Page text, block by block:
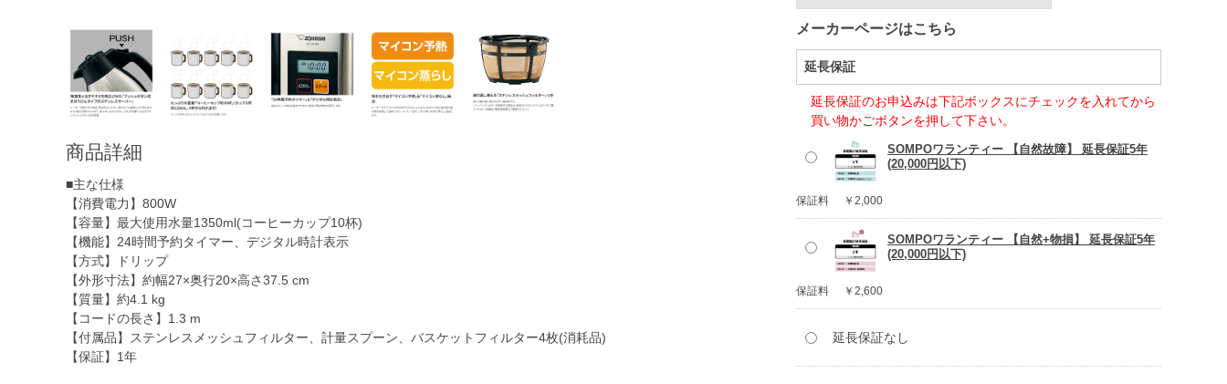
商品詳細
■主な仕様
【消費電力】800W
【容量】最大使用水量1350ml(コーヒーカップ10杯)
【機能】24時間予約タイマー、デジタル時計表示
【方式】ドリップ
【外形寸法】約幅27×奥行20×高さ37.5 cm
【質量】約4.1 kg
【コードの長さ】1.3 m
【付属品】ステンレスメッシュフィルター、計量スプーン、バスケットフィルター4枚(消耗品)
【保証】1年
メーカーページはこちら
延長保証
延長保証のお申込みは下記ボックスにチェックを入れてから
買い物かごボタンを押して下さい。
SOMPOワランティー 【自然故障】 延長保証5年
(20,000円以下)
保証料 ￥2,000
SOMPOワランティー 【自然+物損】 延長保証5年
(20,000円以下)
保証料 ￥2,600
延長保証なし